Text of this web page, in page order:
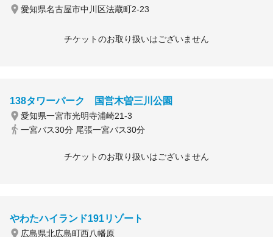
愛知県名古屋市中川区法蔵町2-23
チケットのお取り扱いはございません
138タワーパーク 国営木曽三川公園
愛知県一宮市光明寺浦崎21-3
一宮バス30分 尾張一宮バス30分
チケットのお取り扱いはございません
やわたハイランド191リゾート
広島県北広島町西八幡原